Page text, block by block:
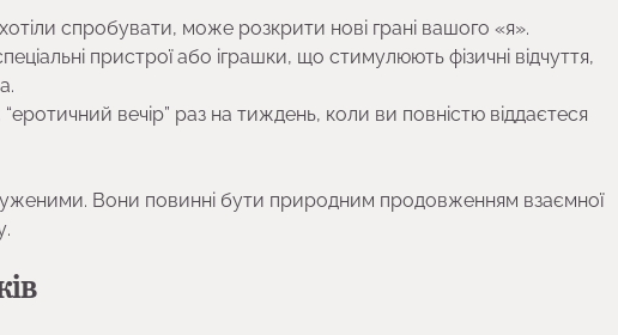
хотіли спробувати, може розкрити нові грані вашого «я».
пристрої або іграшки, що стимулюють фізичні відчуття,
вечір” раз на тиждень, коли ви повністю віддаєтеся
Вони повинні бути природним продовженням взаємної